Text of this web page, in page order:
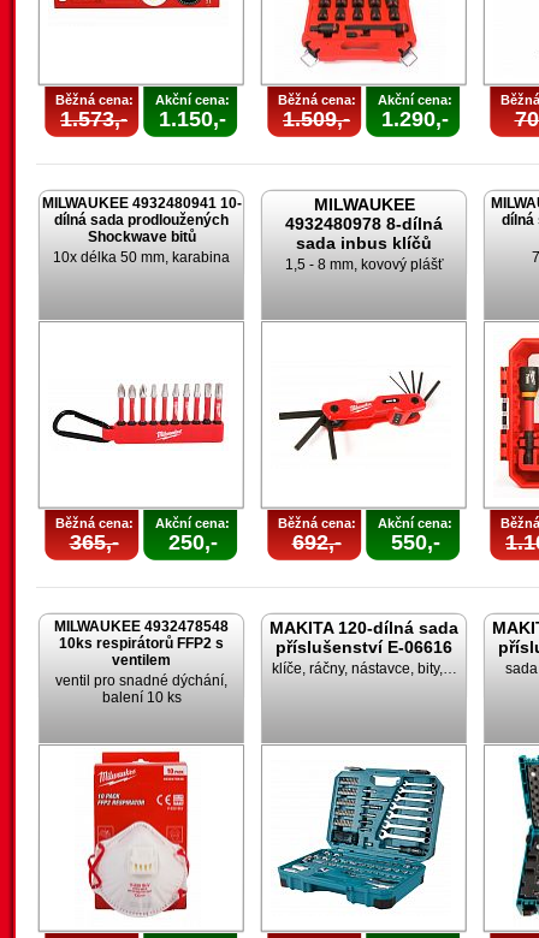
Běžná cena:
1.573,-
Akční cena:
1.150,-
Běžná cena:
1.509,-
Akční cena:
1.290,-
MILWAUKEE 4932480941 10-
dílná sada prodloužených
Shockwave bitů
10x délka 50 mm, karabina
Běžná cena:
365,-
Akční cena:
250,-
MILWAUKEE
4932480978 8-dílná
sada inbus klíčů
1,5 - 8 mm, kovový plášť
Běžná cena:
692,-
Akční cena:
550,-
dílná
MILWAUKEE 4932478548
10ks respirátorů FFP2 s
ventilem
ventil pro snadné dýchání,
balení 10 ks
MAKITA 120-dílná sada
příslušenství E-06616
klíče, ráčny, nástavce, bity,…